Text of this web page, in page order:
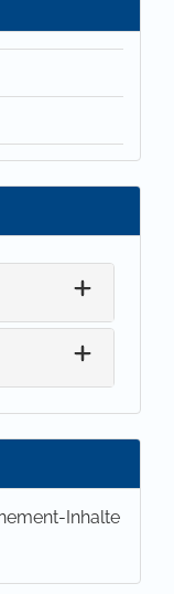
Inhalte